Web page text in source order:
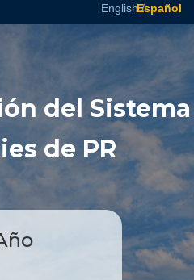
English /Español
English /Español
del Sistema
de PR